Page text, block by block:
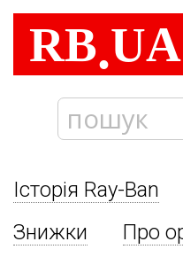
RB.UA
Історія Ray-Ban
Знижки
Про